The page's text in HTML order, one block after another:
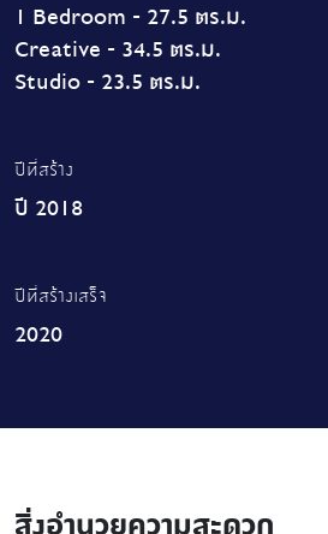
1 Bedroom - 27.5 ตร.ม.
Creative - 34.5 ตร.ม.
Studio - 23.5 ตร.ม.
ปีที่สร้าง
ปี 2018
ปีที่สร้างเสร็จ
2020